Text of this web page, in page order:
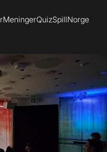
MeningerQuizSpillNorge